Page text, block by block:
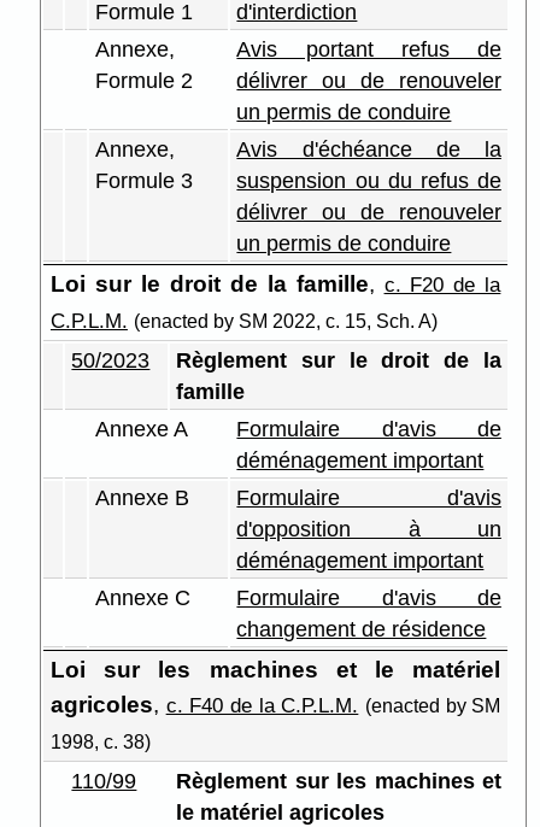
Formule 1
d'interdiction
Annexe,
Formule 2
Avis portant refus de
délivrer ou de renouveler
un permis de conduire
Annexe,
Formule 3
Avis d'échéance de la
suspension ou du refus de
délivrer ou de renouveler
un permis de conduire
Loi sur le droit de la famille, c. F20 de la
C.P.L.M. (enacted by SM 2022, c. 15, Sch. A)
50/2023
Règlement sur le droit de la
famille
Annexe A
Formulaire d'avis de
déménagement important
Annexe B
Formulaire d'avis
d'opposition à un
déménagement important
Annexe C
Formulaire d'avis de
changement de résidence
Loi sur les machines et le matériel
agricoles, c. F40 de la C.P.L.M. (enacted by SM
1998, c. 38)
110/99
Règlement sur les machines et
le matériel agricoles